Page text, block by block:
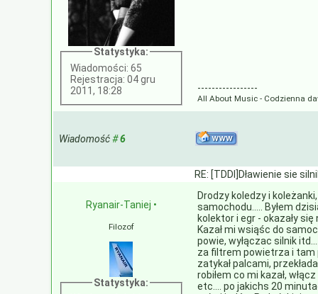
Statystyka:
Wiadomości: 65
Rejestracja: 04 gru
2011, 18:28
-----------------
All About Music - Codzienna
Wiadomość#6
RE: [TDDI]Dławienie sie
Ryanair-Taniej •
Filozof
Statystyka:
Drodzy koledzy i
samochodu..... Byłem
kolektor i egr - okazały
Kazał mi wsiąśc do
powie, wyłączac silnik
za filtrem powietrza i tam
zatykał palcami,
robiłem co mi kazał,
etc.... po jakichs 20